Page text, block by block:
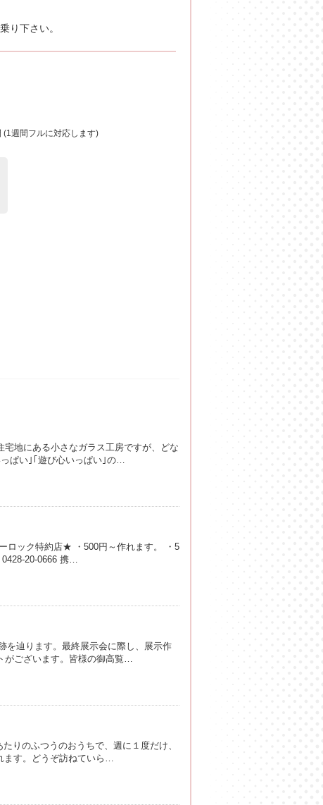
り下さい。
週間フルに対応します)
地にある小さなガラス工房ですが、どな
ぱい｣｢遊び心いっぱい｣の…
ロック特約店★ ・500円～作れます。 ・5
20-0666 携…
を辿ります。最終展示会に際し、展示作
ございます。皆様の御高覧…
りのふつうのおうちで、週に１度だけ、
す。どうぞ訪ねていら…